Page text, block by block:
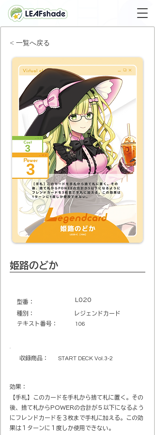
姫路のどか
​型番​： L020
種別：
レジェンドカード
テキスト番号​：
106
収録商品​： START DECK Vol.3-2
効果：
【手札】このカードを手札から捨て札に置く。その
後、捨て札からPOWERの合計が５以下になるよう
にフレンドカードを３枚まで手札に加える。この効
果は１ターンに１度しか使用できない。
< 一覧へ戻る